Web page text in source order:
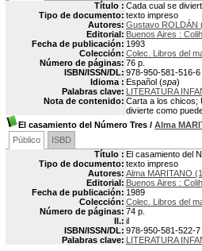
Título : Cada cual se
Tipo de documento: texto impreso
Autores: Gustavo ROLDÁN
Editorial: Buenos Aires :
Fecha de publicación: 1993
Colección: Colec. Libros del
Número de páginas: 76 p.
ISBN/ISSN/DL: 978-950-581-516-6
Idioma : Español (spa)
Palabras clave: LITERATURA
Nota de contenido: Carta a los chicos;
divierte como
El casamiento del Número Tres / Alma
Público
ISBD
Título : El casamiento del
Tipo de documento: texto impreso
Autores: Alma MARITANO
Editorial: Buenos Aires :
Fecha de publicación: 1989
Colección: Colec. Libros del
Número de páginas: 74 p.
Il.: il
ISBN/ISSN/DL: 978-950-581-522-7
Palabras clave: LITERATURA